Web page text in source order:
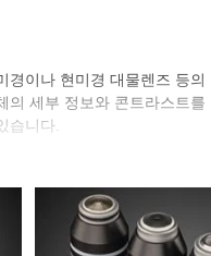
이나 현미경 대물렌즈 등의
세부 정보와 콘트라스트를
습니다.
수 있습니다.